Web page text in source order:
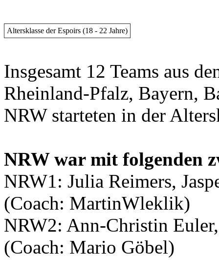
Altersklasse der Espoirs (18 - 22 Jahre)
Insgesamt 12 Teams aus
Rheinland-Pfalz, Bayern,
NRW starteten in der
NRW war mit folgenden
NRW1: Julia Reimers,
(Coach: MartinWleklik)
NRW2: Ann-Christin
(Coach: Mario Göbel)